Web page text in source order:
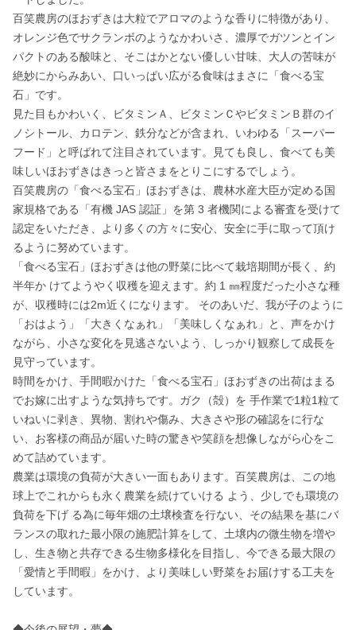
百笑農房のほおずきは大粒でアロマのような香りに特徴があり、
オレンジ色でサクランボのようなかわいさ、濃厚でガツンとイン
パクトのある酸味と、そこはかとない優しい甘味、大人の苦味が
絶妙にからみあい、口いっぱい広がる食味はまさに「食べる宝
石」です。
見た目もかわいく、ビタミンＡ、ビタミンＣやビタミンＢ群のイ
ノシトール、カロテン、鉄分などが含まれ、いわゆる「スーパー
フード」と呼ばれて注目されています。見ても良し、食べても美
味しいほおずきはきっと皆さまをとりこにするでしょう。
百笑農房の「食べる宝石」ほおずきは、農林⽔産大臣が定める国
家規格である「有機 JAS 認証」を第 3 者機関による審査を受けて
認定をいただき、より多くの方々に安心、安全に⼿に取って頂け
るように努めています。
「食べる宝石」ほおずきは他の野菜に比べて栽培期間が長く、約
半年か けてようやく収穫を迎えます。約 1 ㎜程度だった小さな種
が、収穫時には2m近くになります。 そのあいだ、我が子のように
「おはよう」「大きくなぁれ」「美味しくなぁれ」と、声をかけ
ながら、小さな変化を見逃さないよう、しっかり観察して成長を
見守っています。
時間をかけ、⼿間暇かけた「食べる宝石」ほおずきの出荷はまる
でお嫁に出すような気持ちです。ガク（殻）を ⼿作業で1粒1粒て
いねいに剥き、異物、割れや傷み、大きさや形の確認をに行な
い、お客様の商品が届いた時の驚きや笑顔を想像しながら心をこ
めて詰めています。
農業は環境の負荷が大きい一面もあります。百笑農房は、この地
球上でこれからも永く農業を続けていける よう、少しでも環境の
負荷を下げ る為に毎年畑の⼟壌検査を行ない、その結果を基にバ
ランスの取れた最小限の施肥計算をして、⼟壌内の微生物を増や
し、生き物と共存できる生物多様化を目指し、今できる最大限の
「愛情と⼿間暇」をかけ、より美味しい野菜をお届けする工夫を
しています。